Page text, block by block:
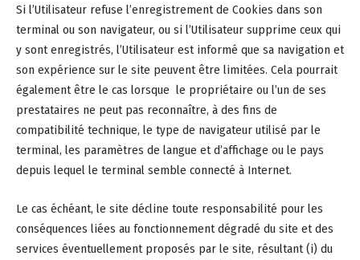
Si l’Utilisateur refuse l’enregistrement de Cookies dans son
terminal ou son navigateur, ou si l’Utilisateur supprime ceux qui
y sont enregistrés, l’Utilisateur est informé que sa navigation et
son expérience sur le site peuvent être limitées. Cela pourrait
également être le cas lorsque le propriétaire ou l’un de ses
prestataires ne peut pas reconnaître, à des fins de
compatibilité technique, le type de navigateur utilisé par le
terminal, les paramètres de langue et d’affichage ou le pays
depuis lequel le terminal semble connecté à Internet.
Le cas échéant, le site décline toute responsabilité pour les
conséquences liées au fonctionnement dégradé du site et des
services éventuellement proposés par le site, résultant (i) du